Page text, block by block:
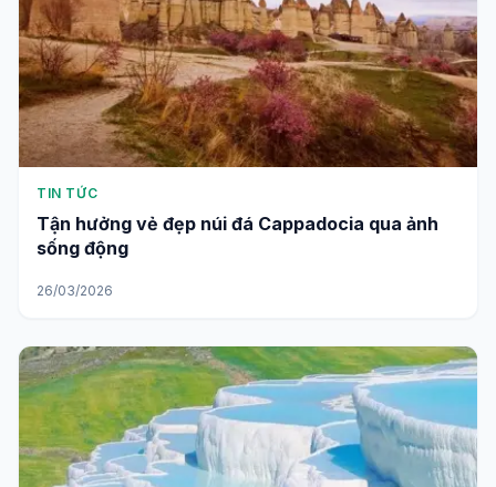
TIN TỨC
Tận hưởng vẻ đẹp núi đá Cappadocia qua ảnh
sống động
26/03/2026